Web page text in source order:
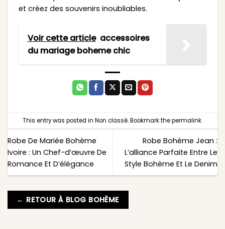
et créez des souvenirs inoubliables.
Voir cette article accessoires
du mariage boheme chic
This entry was posted in Non classé. Bookmark thepermalink.
Robe De Mariée Bohème
Ivoire : Un Chef-d’œuvre De
Romance Et D’élégance
Robe Bohème Jean :
L’alliance Parfaite Entre Le
Style Bohème Et Le Denim
← RETOUR À BLOG BOHÈME